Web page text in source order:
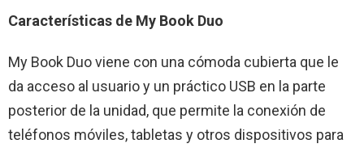
Características de My Book Duo
My Book Duo viene con una cómoda cubierta que le
da acceso al usuario y un práctico USB en la parte
posterior de la unidad, que permite la conexión de
teléfonos móviles, tabletas y otros dispositivos para